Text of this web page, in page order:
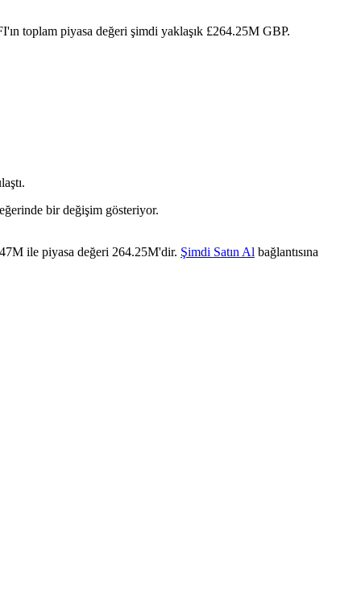
toplam piyasa değeri şimdi yaklaşık £264.25M GBP.
bir değişim gösteriyor.
ile piyasa değeri 264.25M'dir. Şimdi Satın Al bağlantısına